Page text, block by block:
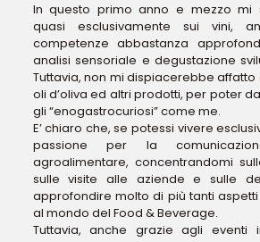
In questo primo anno e mezzo mi
quasi esclusivamente sui vini,
competenze abbastanza
analisi sensoriale e degustazione
Tuttavia, non mi dispiacerebbe
oli d’oliva ed altri prodotti, per poter
gli “enogastrocuriosi” come me.
E’ chiaro che, se potessi vivere
passione per la
agroalimentare, concentrandomi
sulle visite alle aziende e sulle
approfondire molto di più tanti
al mondo del Food & Beverage.
Tuttavia, anche grazie agli eventi